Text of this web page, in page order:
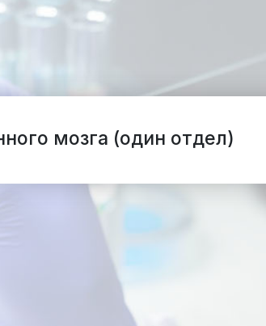
мозга (один отдел)